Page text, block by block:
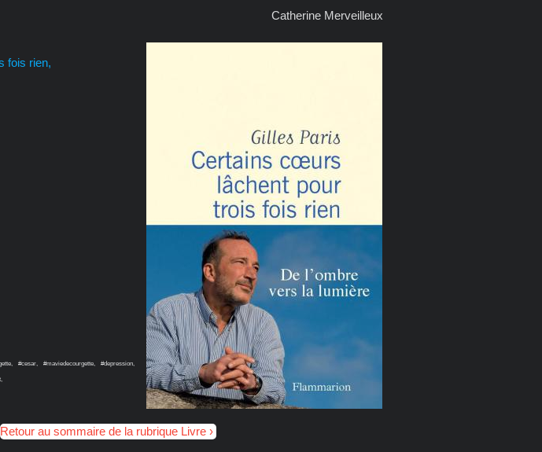
Catherine Merveilleux
fois rien,
#cesar, #maviedecourgette, #depression,
Retour au sommaire de la rubrique Livre